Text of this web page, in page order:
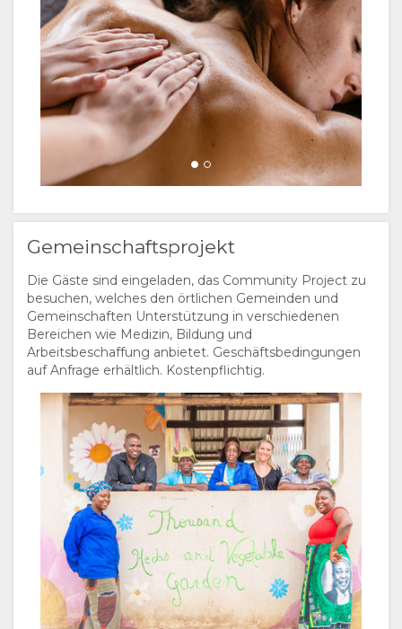
Gemeinschaftsprojekt
Die Gäste sind eingeladen, das Community Project zu
besuchen, welches den örtlichen Gemeinden und
Gemeinschaften Unterstützung in verschiedenen
Bereichen wie Medizin, Bildung und
Arbeitsbeschaffung anbietet. Geschäftsbedingungen
auf Anfrage erhältlich. Kostenpflichtig.